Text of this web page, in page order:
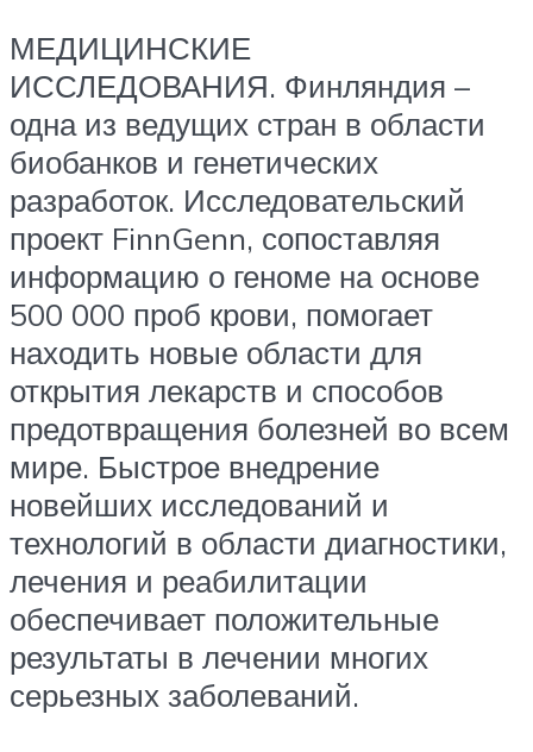
МЕДИЦИНСКИЕ
ИССЛЕДОВАНИЯ. Финляндия –
одна из ведущих стран в области
биобанков и генетических
разработок. Исследовательский
проект FinnGenn, сопоставляя
информацию о геноме на основе
500 000 проб крови, помогает
находить новые области для
открытия лекарств и способов
предотвращения болезней во всем
мире. Быстрое внедрение
новейших исследований и
технологий в области диагностики,
лечения и реабилитации
обеспечивает положительные
результаты в лечении многих
серьезных заболеваний.